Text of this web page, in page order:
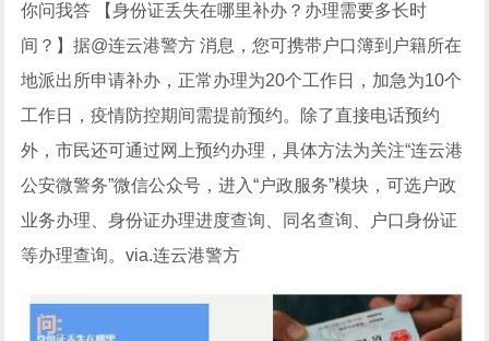
你问我答 【身份证丢失在哪里补办？办理需要多长时
间？】据@连云港警方 消息，您可携带户口簿到户籍所在
地派出所申请补办，正常办理为20个工作日，加急为10个
工作日，疫情防控期间需提前预约。除了直接电话预约
外，市民还可通过网上预约办理，具体方法为关注“连云港
公安微警务”微信公众号，进入“户政服务”模块，可选户政
业务办理、身份证办理进度查询、同名查询、户口身份证
等办理查询。via.连云港警方